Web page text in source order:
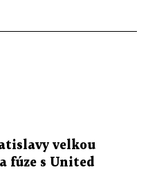
velkou
fúze s United